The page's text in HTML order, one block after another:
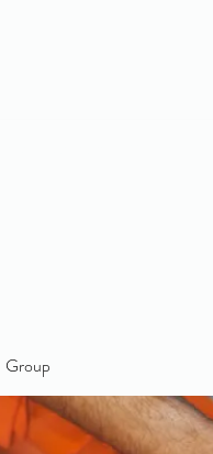
Group